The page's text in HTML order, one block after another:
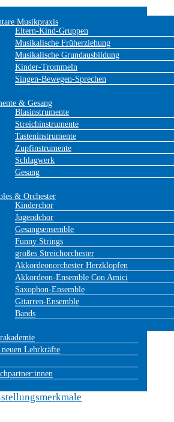
Musikpraxis
Eltern-Kind-Gruppen
Musikalische Früherziehung
Musikalische Grundausbildung
Kinder-Trommeln
Singen-Bewegen-Sprechen
& Gesang
Blasinstrumente
Streichinstrumente
Tasteninstrumente
Zupfinstrumente
Schlagwerk
Gesang
& Orchester
Kinderchor
Jugendchor
Gesangsensemble
Funny Strings
großes Streichorchester
Akkordeonorchester Herzklopfen
Akkordeon-Ensemble Con Amici
Saxophon-Ensemble
Gitarren-Ensemble
Bands
neuen Lehrkräfte